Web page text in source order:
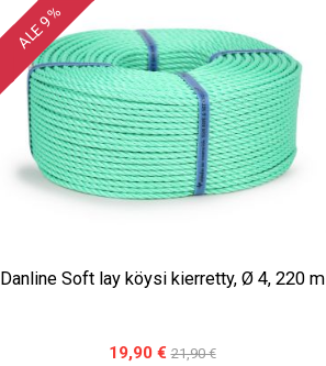
ALE 9 %
Danline Soft lay köysi kierretty, Ø 4, 220 m
19,90 € 21,90 €